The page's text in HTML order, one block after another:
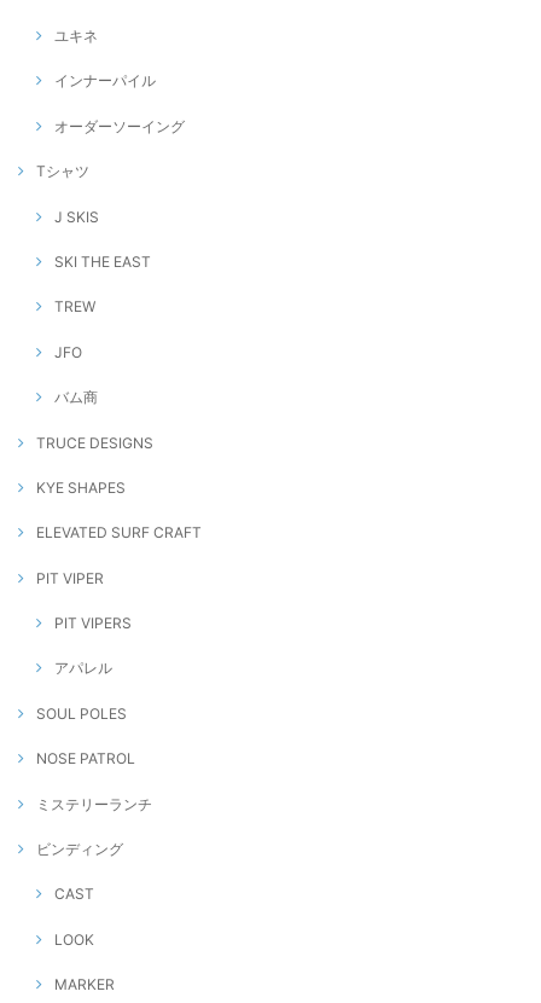
ユキネ
インナーパイル
オーダーソーイング
Tシャツ
J SKIS
SKI THE EAST
TREW
JFO
バム商
TRUCE DESIGNS
KYE SHAPES
ELEVATED SURF CRAFT
PIT VIPER
PIT VIPERS
アパレル
SOUL POLES
NOSE PATROL
ミステリーランチ
ビンディング
CAST
LOOK
MARKER